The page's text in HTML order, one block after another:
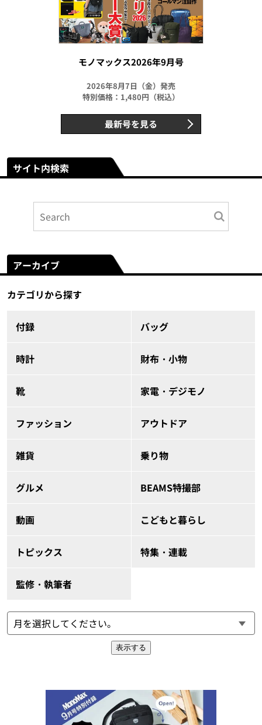
モノマックス2026年9月号
2026年8月7日（金）発売
特別価格：1,480円（税込）
最新号を見る
サイト内検索
アーカイブ
カテゴリから探す
付録 バッグ
時計 財布・小物
靴 家電・デジモノ
ファッション アウトドア
雑貨 乗り物
グルメ BEAMS特撮部
動画 こどもと暮らし
トピックス 特集・連載
監修・執筆者
表示する